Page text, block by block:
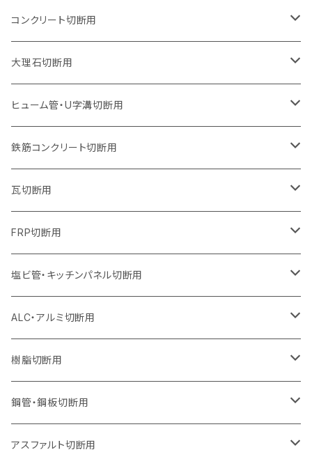
セグメントタイプ
205mm（8インチ）
セグメントタイプ
230mm（9インチ）
セグメントタイプ
305mm（12インチ）
セグメント
セグメント（特殊凸凹加工チップ）
355mm（14インチ）
セグメント
セグメント（特殊凸凹加工チップ）
405mm（16インチ）
セグメントタイプ
ウェーブタイプ
セグメントタイプ
ウェーブタイプ
180mm（7インチ）
セグメントタイプ
ウェーブタイプ
205mm（8インチ）
セグメントタイプ
ウェーブタイプ
230mm（9インチ）
セグメントタイプ
ウェーブタイプ
255mm（10インチ）
セグメントタイプ
305mm（12インチ）
セグメント
セグメント（特殊凸凹加工チップ）
355mm（14インチ）
セグメント
セグメント（特殊凸凹加工チップ）
ウェーブタイプ
セグメントタイプ
ウェーブタイプ
150mm（6インチ）
セグメントタイプ
ウェーブタイプ
180mm（7インチ）
セグメントタイプ
ウェーブタイプ
205mm（8インチ）
セグメントタイプ
ウェーブタイプ
230mm（9インチ）
セグメントタイプ
ウェーブタイプ
255mm（10インチ）
セグメントタイプ
305mm（12インチ）
セグメント
セグメント（特殊凸凹加工チップ）
355mm（14インチ）
セグメント
セグメント（特殊凸凹加工チップ）
セグメントタイプ
セグメントタイプ（ビス穴付き
125mm（5インチ）
セグメントタイプ
セグメントタイプ（ビス穴付き
150mm（6インチ）
セグメントタイプ
180mm（7インチ）
セグメントタイプ
205mm（8インチ）
セグメントタイプ
230mm（9インチ）
セグメントタイプ
255mm（10インチ）
セグメントタイプ（一般道路カッター用
305mm（12インチ）
セグメントタイプ
セグメントタイプ（一般道路カッター用
355mm（14インチ）
セグメントタイプ
セグメントタイプ（一般道路カッター用
405mm（16インチ）
セグメントタイプ
セグメントタイプ（一般道路カッター用
455mm（18インチ）
セグメント（一般道路カッター用
105mm（4インチ）
セグメントタイプ
セグメントタイプ（ビス穴付き
125mm（5インチ）
セグメントタイプ
セグメントタイプ（ビス穴付き
150mm（6インチ）
セグメントタイプ
180mm（7インチ）
セグメントタイプ
205mm（8インチ）
セグメントタイプ
230mm（9インチ）
セグメントタイプ
305mm（12インチ）
セグメントタイプ
埋設鋳鉄管工事対応タイプ
355mm（14インチ）
セグメントタイプ
埋設鋳鉄管工事対応タイプ
405mm（16インチ）
セグメントタイプ
埋設鋳鉄管工事対応タイプ
コンクリート切断用
105mm（4インチ）
セグメントタイプ
ウェーブタイプ
125mm（5インチ）
セグメントタイプ
ウェーブタイプ
150mm（6インチ）
セグメントタイプ
ウェーブタイプ
180mm（7インチ）
セグメントタイプ
ウェーブタイプ
205mm（8インチ）
セグメントタイプ
ウェーブタイプ
230mm（9インチ）
セグメントタイプ
ウェーブタイプ
255mm（10インチ）
セグメントタイプ
セグメントタイプ（一般道路カッター用
305mm（12インチ）
セグメント
セグメント（特殊凸凹加工チップ）
355mm（14インチ）
セグメント
405mm（16インチ）
大理石切断用
125mm（5インチ）
ヒューム管・U字溝切断用
105mm（4インチ）
セグメントタイプ
125mm（5インチ）
セグメントタイプ
150mm（6インチ）
セグメントタイプ
180mm（7インチ）
セグメントタイプ
205mm（8インチ）
セグメントタイプ
230mm（9インチ）
セグメントタイプ
255mm（10インチ）
セグメントタイプ
305mm（12インチ）
鉄筋コンクリート切断用
305mm（12インチ）
セグメントタイプ
355mm（14インチ）
セグメントタイプ
405mm（16インチ）
セグメントタイプ
瓦切断用
105mm（4インチ）
FRP切断用
125ｍｍ（5インチ）
塩ビ管・キッチンパネル切断用
125ｍｍ（5インチ）
ALC・アルミ切断用
305mm（12インチ）
砥石（補強綱入り）
355mm（14インチ）
砥石（補強綱入り）
樹脂切断用
305mm（12インチ）
砥石（補強綱入り）
355mm（14インチ）
鋼管・鋼板切断用
305mm（12インチ）
アスファルト切断用